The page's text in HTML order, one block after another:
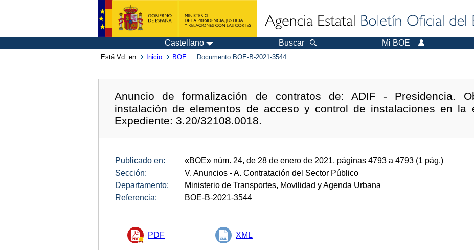
Castellano Buscar Mi BOE
Está Vd. en Inicio BOE Documento BOE-B-2021-3544
Anuncio de formalización de contratos de: ADIF - Presidencia.
instalación de elementos de acceso y control de instalaciones en la
Expediente: 3.20/32108.0018.
Publicado en: «BOE» núm. 24, de 28 de enero de 2021, páginas 4793 a 4793 (1 pág.)
Sección:
V. Anuncios - A. Contratación del Sector Público
Departamento:
Ministerio de Transportes, Movilidad y Agenda Urbana
Referencia:
BOE-B-2021-3544
PDF XML